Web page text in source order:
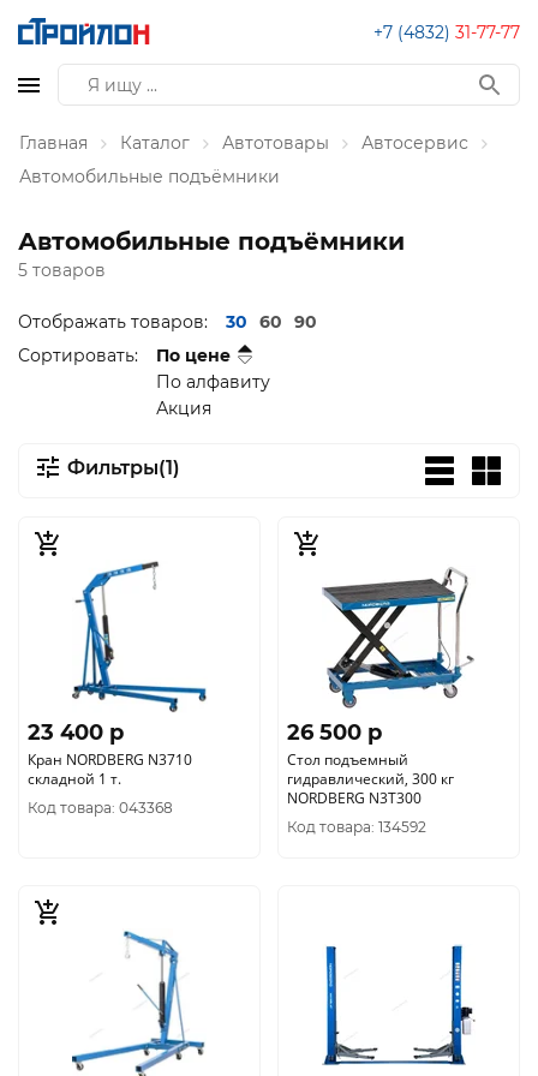
+7 (4832) 31-77-77
Главная Каталог Автотовары
Автосервис
Автомобильные подъёмники
Автомобильные подъёмники
5 товаров
Отображать товаров: 30 60
90
Сортировать:
По цене
По алфавиту
Акция
Фильтры(1)
23 400 p
Кран NORDBERG N3710
складной 1 т.
Код товара: 043368
26 500 p
Стол подъемный
гидравлический, 300 кг
NORDBERG N3T300
Код товара: 134592